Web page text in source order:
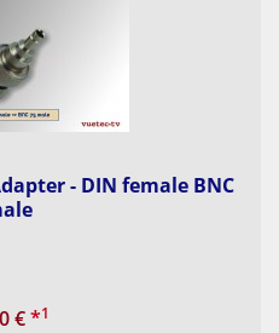
- DIN female BNC
€*1